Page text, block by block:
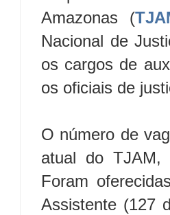
Amazonas (
Nacional de
os cargos de
os oficiais de
O número de
atual do TJAM,
Foram
Assistente (127